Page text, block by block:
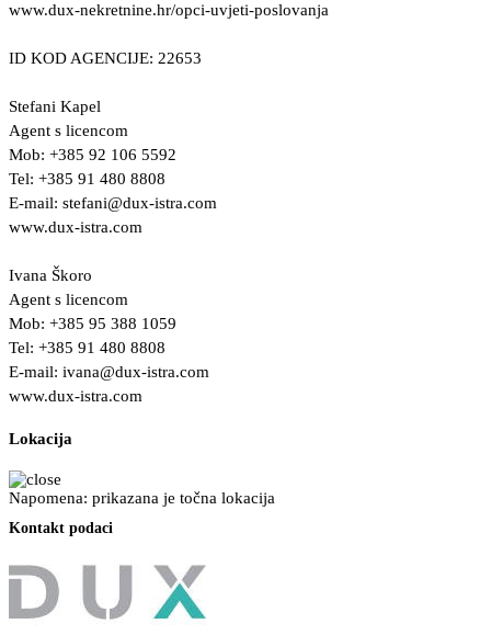
www.dux-nekretnine.hr/opci-uvjeti-poslovanja
ID KOD AGENCIJE: 22653
Stefani Kapel
Agent s licencom
Mob: +385 92 106 5592
Tel: +385 91 480 8808
E-mail: stefani@dux-istra.com
www.dux-istra.com
Ivana Škoro
Agent s licencom
Mob: +385 95 388 1059
Tel: +385 91 480 8808
E-mail: ivana@dux-istra.com
www.dux-istra.com
Lokacija
Napomena: prikazana je točna lokacija
Kontakt podaci